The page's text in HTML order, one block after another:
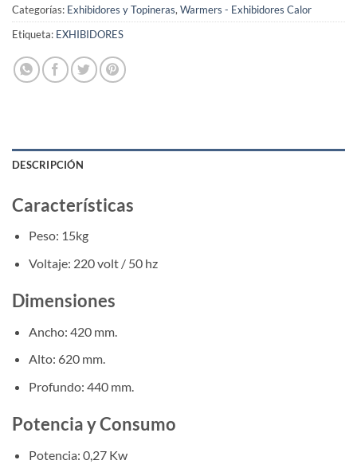
Categorías: Exhibidores y Topineras, Warmers - Exhibidores Calor
Etiqueta: EXHIBIDORES
DESCRIPCIÓN
Características
Peso: 15kg
Voltaje: 220 volt / 50 hz
Dimensiones
Ancho: 420 mm.
Alto: 620 mm.
Profundo: 440 mm.
Potencia y Consumo
Potencia: 0,27 Kw